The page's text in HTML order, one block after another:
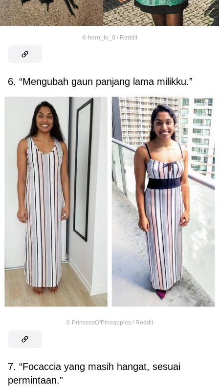
© hero_to_0 / Reddit
6. “Mengubah gaun panjang lama milikku.”
© PrincessOfPineapples / Reddit
7. “Focaccia yang masih hangat, sesuai
permintaan.”